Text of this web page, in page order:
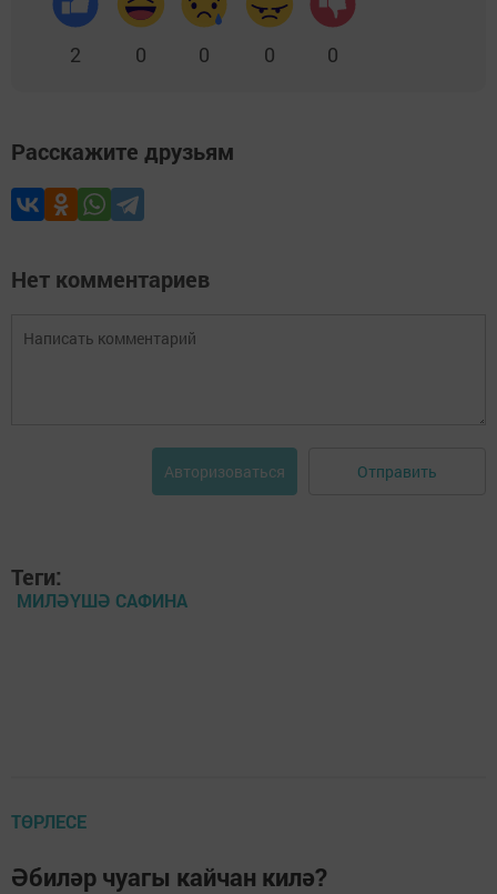
2 0 0 0 0
Расскажите друзьям
Нет комментариев
Авторизоваться Отправить
Теги:
МИЛӘҮШӘ САФИНА
ТӨРЛЕСЕ
Әбиләр чуагы кайчан килә?